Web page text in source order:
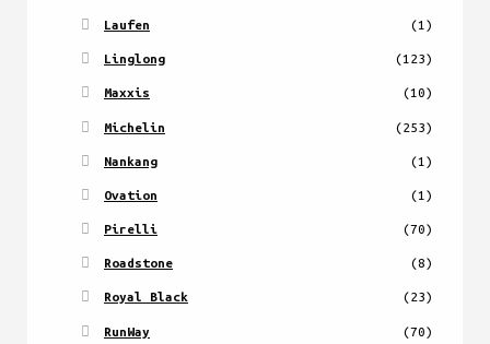
Laufen (1)
Linglong (123)
Maxxis (10)
Michelin (253)
Nankang (1)
Ovation (1)
Pirelli (70)
Roadstone (8)
Royal Black (23)
RunWay (70)